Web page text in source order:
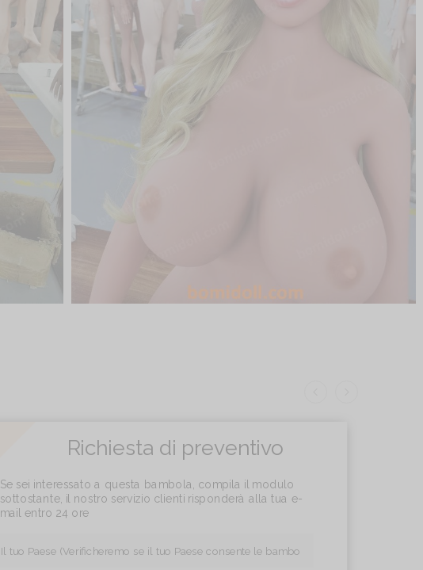
Richiesta di preventivo
Se sei interessato a questa bambola, compila il modulo
sottostante, il nostro servizio clienti risponderà alla tua e-
mail entro 24 ore